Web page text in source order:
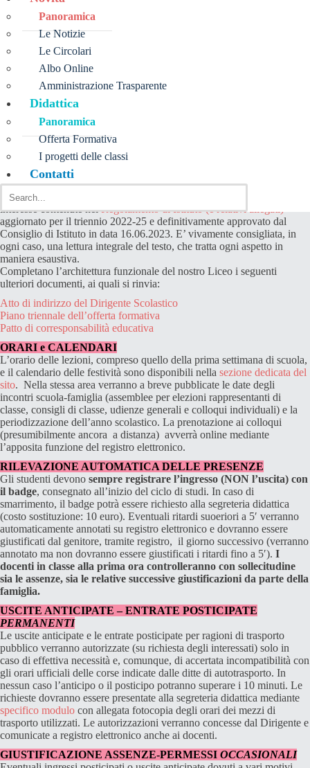
Panoramica
Le Notizie
Le Circolari
Albo Online
Amministrazione Trasparente
Didattica
Panoramica
Offerta Formativa
I progetti delle classi
Contatti
Disposizioni organizzative generali
Agli studenti e ai loro genitoriAi docentiAl personale ATA
Nell’augurare a tutti gli studenti, ai genitori e al personale in indirizzo
un buon anno scolastico, riepilogo […]
Stampa
Agli studenti e ai loro genitori
Ai docenti
Al personale ATA
Nell’augurare a tutti gli studenti, ai genitori e al personale in indirizzo
un buon anno scolastico, riepilogo di seguito le norme di maggior
interesse contenute nelRegolamento di Istituto (e relativi allegati)
aggiornato per il triennio 2022-25 e definitivamente approvato dal
Consiglio di Istituto in data 16.06.2023. E’ vivamente consigliata, in
ogni caso, una lettura integrale del testo, che tratta ogni aspetto in
maniera esaustiva.
Completano l’architettura funzionale del nostro Liceo i seguenti
ulteriori documenti, ai quali si rinvia:
Atto di indirizzo del Dirigente Scolastico
Piano triennale dell’offerta formativa
Patto di corresponsabilità educativa
ORARI e CALENDARI
L’orario delle lezioni, compreso quello della prima settimana di scuola,
e il calendario delle festività sono disponibili nella sezione dedicata del
sito. Nella stessa area verranno a breve pubblicate le date degli
incontri scuola-famiglia (assemblee per elezioni rappresentanti di
classe, consigli di classe, udienze generali e colloqui individuali) e la
periodizzazione dell’anno scolastico. La prenotazione ai colloqui
(presumibilmente ancora a distanza) avverrà online mediante
l’apposita funzione del registro elettronico.
RILEVAZIONE AUTOMATICA DELLE PRESENZE
Gli studenti devono sempre registrare l’ingresso (NON l’uscita) con
il badge, consegnato all’inizio del ciclo di studi. In caso di
smarrimento, il badge potrà essere richiesto alla segreteria didattica
(costo sostituzione: 10 euro). Eventuali ritardi suoeriori a 5′ verranno
automaticamente annotati su registro elettronico e dovranno essere
giustificati dal genitore, tramite registro, il giorno successivo (verranno
annotato ma non dovranno essere giustificati i ritardi fino a 5′). I
docenti in classe alla prima ora controlleranno con sollecitudine
sia le assenze, sia le relative successive giustificazioni da parte della
famiglia.
USCITE ANTICIPATE – ENTRATE POSTICIPATE
PERMANENTI
Le uscite anticipate e le entrate posticipate per ragioni di trasporto
pubblico verranno autorizzate (su richiesta degli interessati) solo in
caso di effettiva necessità e, comunque, di accertata incompatibilità con
gli orari ufficiali delle corse indicate dalle ditte di autotrasporto. In
nessun caso l’anticipo o il posticipo potranno superare i 10 minuti. Le
richieste dovranno essere presentate alla segreteria didattica mediante
specifico modulo con allegata fotocopia degli orari dei mezzi di
trasporto utilizzati. Le autorizzazioni verranno concesse dal Dirigente e
comunicate a registro elettronico anche ai docenti.
GIUSTIFICAZIONE ASSENZE-PERMESSI OCCASIONALI